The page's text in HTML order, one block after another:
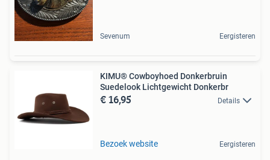
Sevenum Eergisteren
KIMU® Cowboyhoed Donkerbruin
Suedelook Lichtgewicht Donkerbr
€ 16,95 Details
Bezoek website Eergisteren